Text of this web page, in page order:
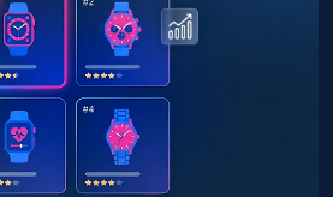
on products using
Seller name, Seller rating,
Root category, and